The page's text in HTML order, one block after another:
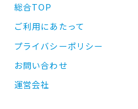
総合TOP
ご利用にあたって
プライバシーポリシー
お問い合わせ
運営会社